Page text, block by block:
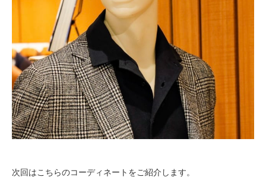
次回はこちらのコーディネートをご紹介します。